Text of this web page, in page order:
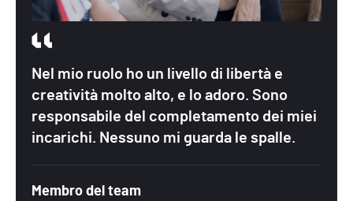
Nel mio ruolo ho un livello di libertà e
creatività molto alto, e lo adoro. Sono
responsabile del completamento dei miei
incarichi. Nessuno mi guarda le spalle.
Membro del team